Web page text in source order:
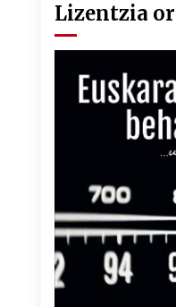
Lizentzia